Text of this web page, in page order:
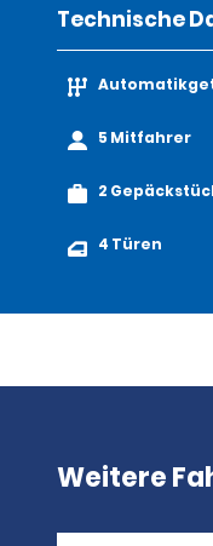
Technische
5 Mitfahrer
2
4 Türen
Weitere